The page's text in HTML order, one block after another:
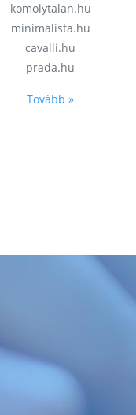
komolytalan.hu
minimalista.hu
cavalli.hu
prada.hu
Tovább »